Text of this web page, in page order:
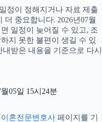
정이 정해지거나 자료 제출
중요합니다. 2026년07월
일정이 늦어질 수 있고, 조
지 못한 불편이 생길 수 있
받은 내용을 기준으로 다시
05일 15시24분
혼전문변호사 페이지를 기